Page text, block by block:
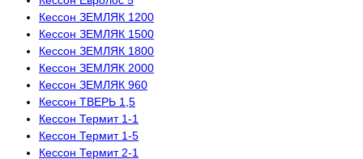
Кессон ЗЕМЛЯК 1200
Кессон ЗЕМЛЯК 1500
Кессон ЗЕМЛЯК 1800
Кессон ЗЕМЛЯК 2000
Кессон ЗЕМЛЯК 960
Кессон ТВЕРЬ 1,5
Кессон Термит 1-1
Кессон Термит 1-5
Кессон Термит 2-1